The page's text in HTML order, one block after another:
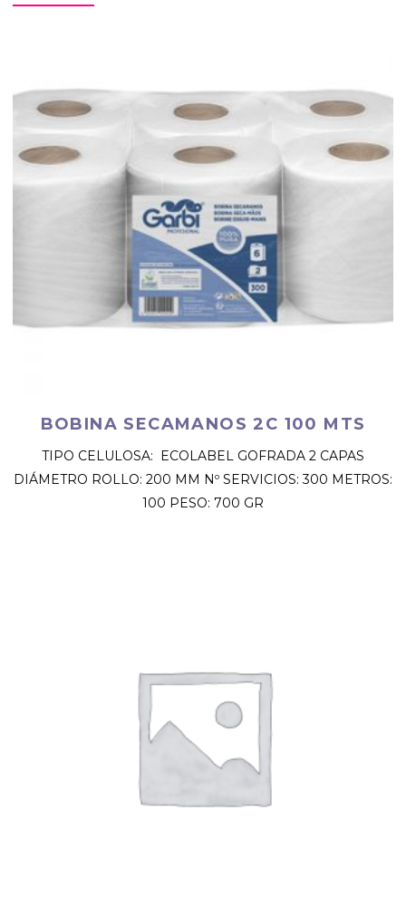
BOBINA SECAMANOS 2C 100 MTS
TIPO CELULOSA: ECOLABEL GOFRADA 2 CAPAS
DIÁMETRO ROLLO: 200 MM Nº SERVICIOS: 300 METROS:
100 PESO: 700 GR